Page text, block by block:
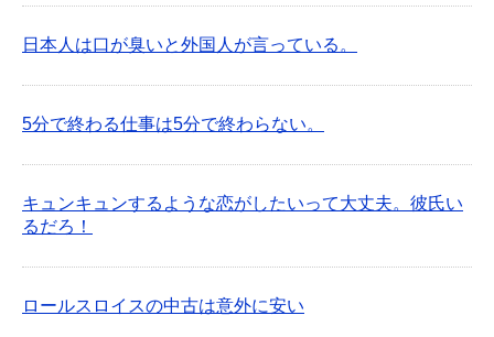
日本人は口が臭いと外国人が言っている。
5分で終わる仕事は5分で終わらない。
キュンキュンするような恋がしたいって大丈夫。彼氏い
るだろ！
ロールスロイスの中古は意外に安い